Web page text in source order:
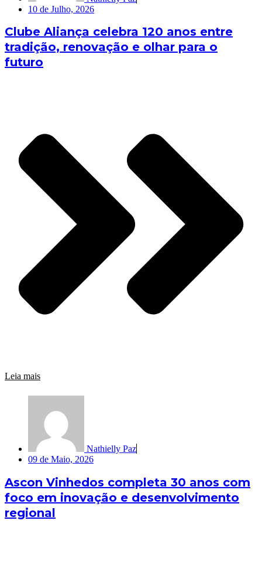
10 de Julho, 2026
Clube Aliança celebra 120 anos entre
tradição, renovação e olhar para o
futuro
Leia mais
Nathielly Paz
09 de Maio, 2026
Ascon Vinhedos completa 30 anos com
foco em inovação e desenvolvimento
regional